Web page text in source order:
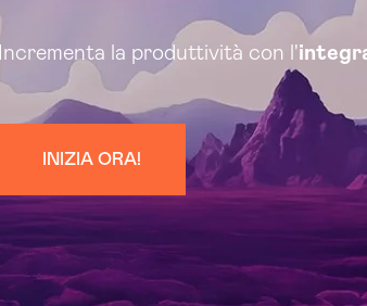
Incrementa la produttività con l'
INIZIA ORA!